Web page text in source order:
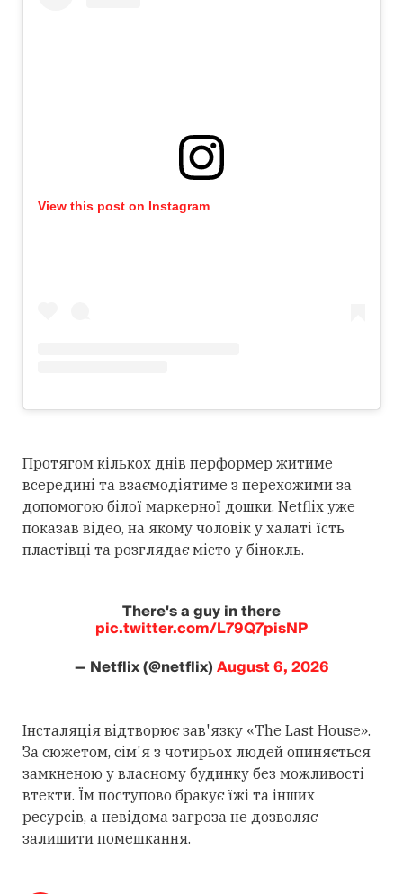
View this post on Instagram
Протягом кількох днів перформер житиме
всередині та взаємодіятиме з перехожими за
допомогою білої маркерної дошки. Netflix уже
показав відео, на якому чоловік у халаті їсть
пластівці та розглядає місто у бінокль.
There's a guy in there
pic.twitter.com/L79Q7pisNP
— Netflix (@netflix)August 6, 2026
Інсталяція відтворює зав'язку «The Last House».
За сюжетом, сім'я з чотирьох людей опиняється
замкненою у власному будинку без можливості
втекти. Їм поступово бракує їжі та інших
ресурсів, а невідома загроза не дозволяє
залишити помешкання.